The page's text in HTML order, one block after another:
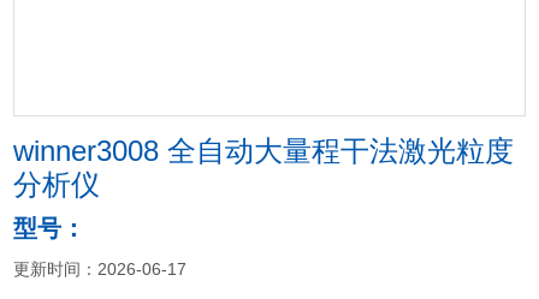
winner3008 全自动大量程干法激光粒度
分析仪
型号：
更新时间：2026-06-17